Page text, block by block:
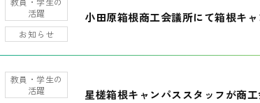
活躍
お知らせ
小田原箱根商工会議所にて箱根キ
教員・学生の
活躍
星槎箱根キャンパススタッフが商